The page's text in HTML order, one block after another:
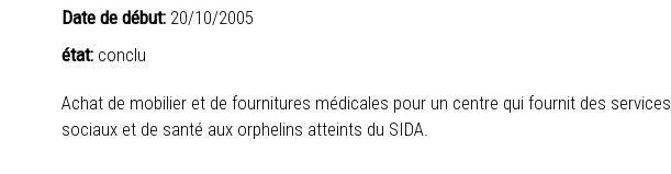
Date de début: 20/10/2005
état: conclu
Achat de mobilier et de fournitures médicales pour un centre qui fournit des services
sociaux et de santé aux orphelins atteints du SIDA.